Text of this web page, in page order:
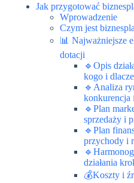
Jak przygotować
Wprowadzenie
Czym jest
📊 Najważniejsze
dotacji
🔹Opis
kogo i
🔹Analiza
konkurencja
🔹Plan
sprzedaży i
🔹Plan
przychody i
działania
💰Koszty i